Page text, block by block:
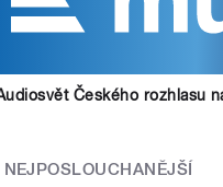
Českého rozhlasu
NEJPOSLOUCHANĚJŠÍ